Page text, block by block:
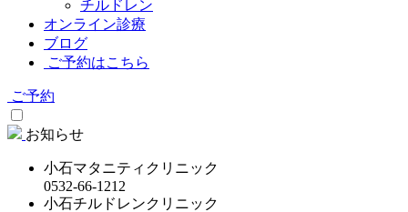
チルドレン
オンライン診療
ブログ
ご予約はこちら
ご予約
お知らせ
小石マタニティクリニック
0532-66-1212
小石チルドレンクリニック